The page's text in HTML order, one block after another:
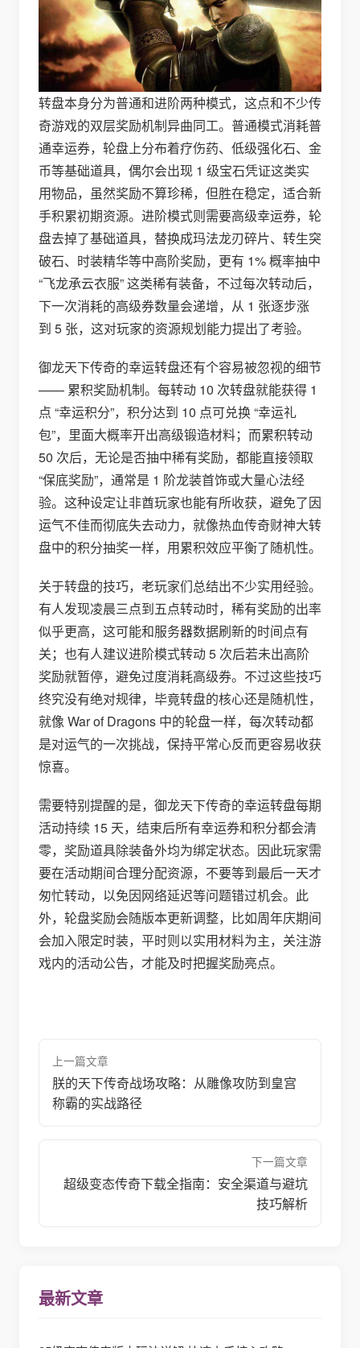
转盘本身分为普通和进阶两种模式，这点和不少传
奇游戏的双层奖励机制异曲同工。普通模式消耗普
通幸运券，轮盘上分布着疗伤药、低级强化石、金
币等基础道具，偶尔会出现 1 级宝石凭证这类实
用物品，虽然奖励不算珍稀，但胜在稳定，适合新
手积累初期资源。进阶模式则需要高级幸运券，轮
盘去掉了基础道具，替换成玛法龙刃碎片、转生突
破石、时装精华等中高阶奖励，更有 1% 概率抽中
“飞龙承云衣服” 这类稀有装备，不过每次转动后，
下一次消耗的高级券数量会递增，从 1 张逐步涨
到 5 张，这对玩家的资源规划能力提出了考验。
御龙天下传奇的幸运转盘还有个容易被忽视的细节
—— 累积奖励机制。每转动 10 次转盘就能获得 1
点 “幸运积分”，积分达到 10 点可兑换 “幸运礼
包”，里面大概率开出高级锻造材料；而累积转动
50 次后，无论是否抽中稀有奖励，都能直接领取
“保底奖励”，通常是 1 阶龙装首饰或大量心法经
验。这种设定让非酋玩家也能有所收获，避免了因
运气不佳而彻底失去动力，就像热血传奇财神大转
盘中的积分抽奖一样，用累积效应平衡了随机性。
关于转盘的技巧，老玩家们总结出不少实用经验。
有人发现凌晨三点到五点转动时，稀有奖励的出率
似乎更高，这可能和服务器数据刷新的时间点有
关；也有人建议进阶模式转动 5 次后若未出高阶
奖励就暂停，避免过度消耗高级券。不过这些技巧
终究没有绝对规律，毕竟转盘的核心还是随机性，
就像 War of Dragons 中的轮盘一样，每次转动都
是对运气的一次挑战，保持平常心反而更容易收获
惊喜。
需要特别提醒的是，御龙天下传奇的幸运转盘每期
活动持续 15 天，结束后所有幸运券和积分都会清
零，奖励道具除装备外均为绑定状态。因此玩家需
要在活动期间合理分配资源，不要等到最后一天才
匆忙转动，以免因网络延迟等问题错过机会。此
外，轮盘奖励会随版本更新调整，比如周年庆期间
会加入限定时装，平时则以实用材料为主，关注游
戏内的活动公告，才能及时把握奖励亮点。
上一篇文章
朕的天下传奇战场攻略：从雕像攻防到皇宫
称霸的实战路径
下一篇文章
超级变态传奇下载全指南：安全渠道与避坑
技巧解析
最新文章